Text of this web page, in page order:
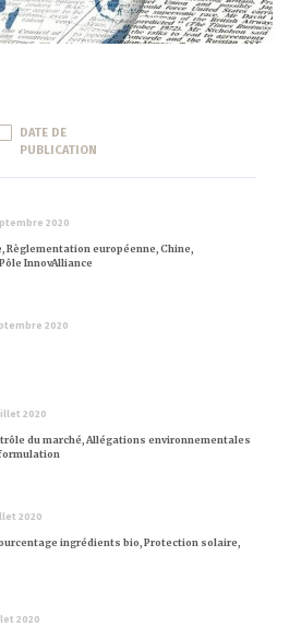
DATE DE
PUBLICATION
2020
Règlementation européenne, Chine,
InnovAlliance
2020
2020
du marché, Allégations environnementales
2020
ingrédients bio, Protection solaire,
2020